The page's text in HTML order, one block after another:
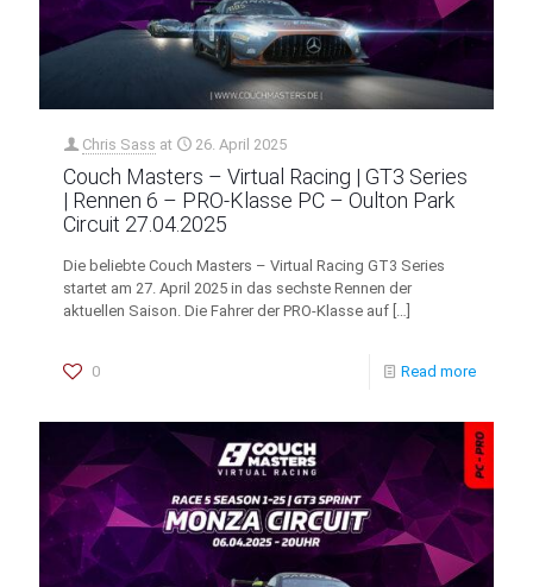
Chris Sass at 26. April 2025
Couch Masters – Virtual Racing | GT3 Series
| Rennen 6 – PRO-Klasse PC – Oulton Park
Circuit 27.04.2025
Die beliebte Couch Masters – Virtual Racing GT3 Series
startet am 27. April 2025 in das sechste Rennen der
aktuellen Saison. Die Fahrer der PRO-Klasse auf […]
0 Read more